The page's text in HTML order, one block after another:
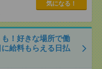
気になる！
！好きな場所で働
給料もらえる日払